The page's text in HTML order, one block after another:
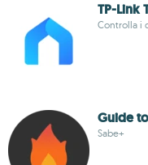
TP-Link
Controlla i
Guide
Sabe+